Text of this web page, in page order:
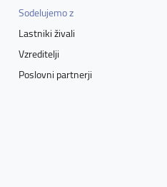
Sodelujemo z
Lastniki živali
Vzreditelji
Poslovni partnerji